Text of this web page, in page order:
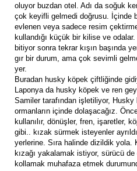
oluyor buzdan otel. Adı da soğuk
çok keyifli gelmedi doğrusu. İçinde
evlenen veya sadece resim
kullandığı küçük bir kilise ve
bitiyor sonra tekrar kışın başında
gır bir durum, ama çok sevimli
yer.
Buradan husky köpek çiftliğinde
Laponya da husky köpek ve ren
Samiler tarafından işletiliyor,
ormanların içinde dolaşacağız.
kullanılır, dönüşler, fren, işaretler,
gibi.. kızak sürmek isteyenler
yerlerine. Sıra halinde dizildik yola.
kızağı yakalamak istiyor, sürücü
kollamak muhafaza etmek